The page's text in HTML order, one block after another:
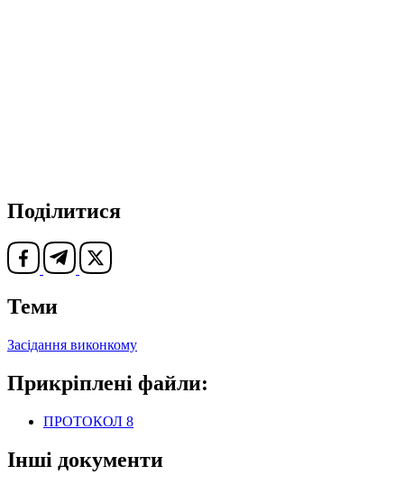
Поділитися
Теми
Засідання виконкому
Прикріплені файли:
ПРОТОКОЛ 8
Інші документи